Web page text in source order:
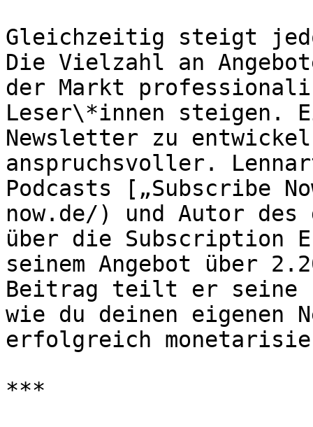
Gleichzeitig steigt
Die Vielzahl an
der Markt
Leser\*innen steigen.
Newsletter zu
anspruchsvoller.
Podcasts [„Subscribe
now.de/) und Autor des
über die Subscription
seinem Angebot über
Beitrag teilt er seine
wie du deinen eigenen
erfolgreich
***